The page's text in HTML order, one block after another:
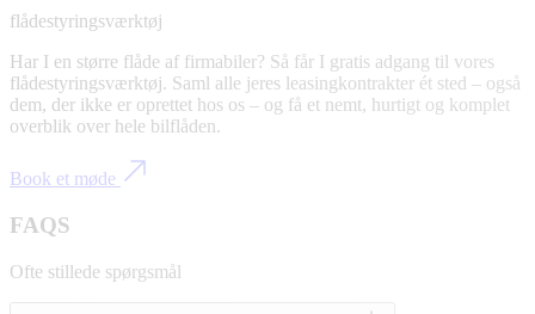
flådestyringsværktøj
Har I en større flåde af firmabiler? Så får I gratis adgang til vores
flådestyringsværktøj. Saml alle jeres leasingkontrakter ét sted – også
dem, der ikke er oprettet hos os – og få et nemt, hurtigt og komplet
overblik over hele bilflåden.
Book et møde
FAQS
Ofte stillede spørgsmål